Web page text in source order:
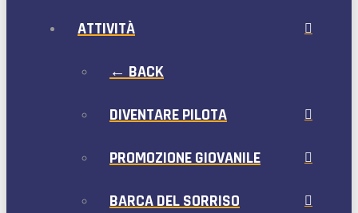
ATTIVITÀ
← BACK
DIVENTARE PILOTA
PROMOZIONE GIOVANILE
BARCA DEL SORRISO